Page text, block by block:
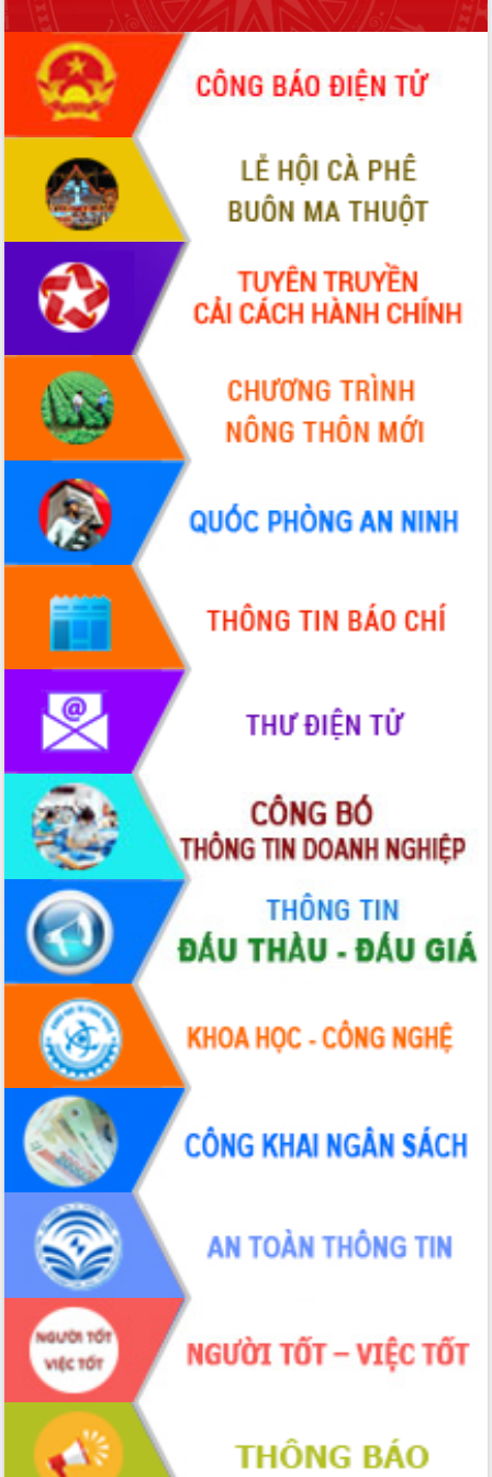
hoạch tỉnh thời kỳ 2021-2030
Hội thảo góp ý hồ sơ điều chỉnh quy
hoạch tỉnh Đắk Lắk thời kỳ 2021-2030,
tầm nhìn đến năm 2050
Nâng cao hiệu quả hoạt động của các
doanh nghiệp nhà nước
Hội nghị triển khai kết nối mạng
truyền số liệu chuyên dùng phục vụ cơ
quan Đảng, Nhà nước
Lễ phát động chuỗi hoạt động chung
tay làm sạch môi trường
Xã Ea Kar bước chuyển mình trong
công tác cải cách hành chính mô hình
UBND tỉnh họp báo định kỳ tháng 4
năm 2026
Hội thảo khoa học “Giải pháp thúc đẩy
phát triển nền kinh tế xanh tại tỉnh
Đắk Lắk”
Tăng cường giám sát, đôn đốc thực
hiện nhiệm vụ quản lý tài sản công
hàng tuần
Tháo gỡ những vướng mắc, đẩy mạnh
công tác cải cách thủ tục hành chính
tại Trung tâm Phục vụ hành chính
công tỉnh
Đắk Lắk: Tôn vinh 46 giải pháp tại Hội
thi Sáng tạo Kỹ thuật 2024 - 2025
Đắk Lắk rà soát, điều chỉnh Đề án 190
về phát triển nuôi trồng thủy sản
Phó Chủ tịch UBND tỉnh Đắk Lắk
Trương Công Thái kiểm tra thực địa
Dự án cao tốc Khánh Hòa - Buôn Ma
Thuột
Định vị cà phê Việt Nam như một “di
sản sống” trong dòng chảy toàn cầu
Xây dựng nông thôn mới: Nâng cao đời
sống người dân từ những mô hình thiết
thực
Quyết liệt tháo gỡ vướng mắc, đẩy
nhanh tiến độ các dự án trọng điểm
trong Khu kinh tế Nam Phú Yên
Hòn Yến phát triển du lịch gắn với bảo
tồn biển
Lấy ý kiến điều chỉnh Quy hoạch tỉnh
Đắk Lắk thời kỳ 2021-2030, tầm nhìn
đến năm 2050
Phát động chiến dịch 30 ngày đêm
giải phóng mặt bằng Tuyến đường bộ
ven biển
Đắk Lắk nỗ lực thúc đẩy tăng trưởng
kinh tế từ 10% trở lên trong Quý
II/2026
Đắk Lắk ký kết thỏa thuận hợp tác về
chuyển đổi số giai đoạn 2026 – 2030
với Tập đoàn Bưu chính Viễn thông
Việt Nam
Thứ trưởng Bộ Y tế làm việc với tỉnh
Đắk Lắk về phát triển nhân lực y tế
cho trạm y tế cấp xã
Du lịch Đắk Lắk nâng tầm trải nghiệm